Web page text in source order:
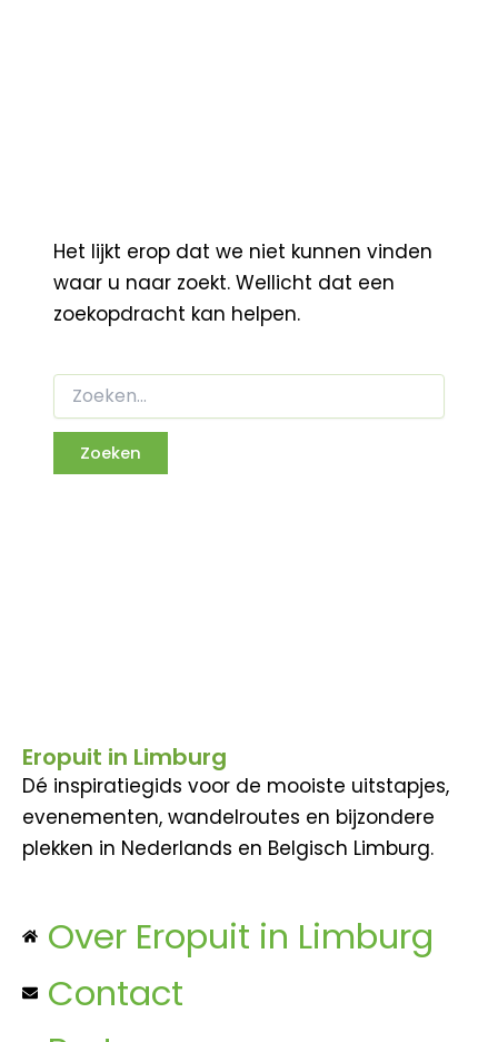
Het lijkt erop dat we niet kunnen vinden
waar u naar zoekt. Wellicht dat een
zoekopdracht kan helpen.
Eropuit in Limburg
Dé inspiratiegids voor de mooiste uitstapjes,
evenementen, wandelroutes en bijzondere
plekken in Nederlands en Belgisch Limburg.
Over Eropuit in Limburg
Contact